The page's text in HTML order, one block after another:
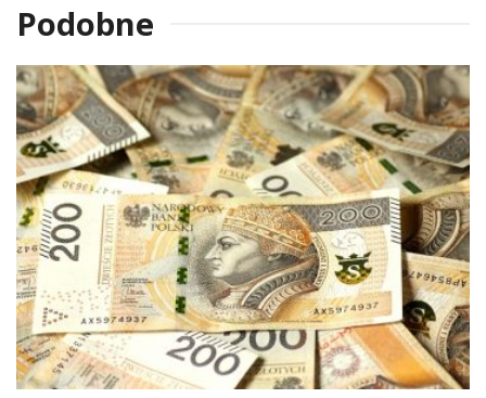
Podobne